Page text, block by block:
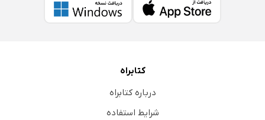
کتابراه
درباره کتابراه
شرایط استفاده